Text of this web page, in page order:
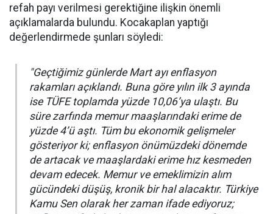
refah payı verilmesi gerektiğine ilişkin önemli
açıklamalarda bulundu. Kocakaplan yaptığı
değerlendirmede şunları söyledi:
"Geçtiğimiz günlerde Mart ayı enflasyon
rakamları açıklandı. Buna göre yılın ilk 3 ayında
ise TÜFE toplamda yüzde 10,06’ya ulaştı. Bu
süre zarfında memur maaşlarındaki erime de
yüzde 4’ü aştı. Tüm bu ekonomik gelişmeler
gösteriyor ki; enflasyon önümüzdeki dönemde
de artacak ve maaşlardaki erime hız kesmeden
devam edecek. Memur ve emeklimizin alım
gücündeki düşüş, kronik bir hal alacaktır. Türkiye
Kamu Sen olarak her zaman ifade ediyoruz;